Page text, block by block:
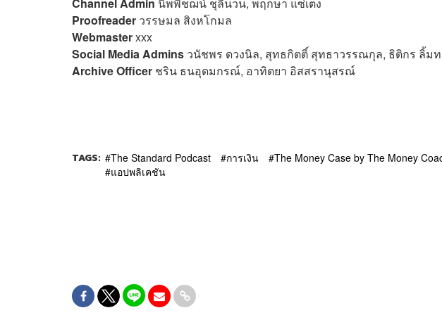
Channel Admin นิพพิชฌน์ ชุลีนวน, พฤกษา แซ่เต็ง
Proofreader วรรษมล สิงหโกมล
Webmasterxxx
Social Media Admins วนัชพร ดวงนิล, สุทธกิตติ์​ สุทธาวรรณกุล, ธิติกร ลิ้
Archive Officer ชริน ธนอุดมกรณ์, อาทิตยา อิสสรานุสรณ์
TAGS: The Standard Podcast การเงิน The Money Case by The Money
แอปพลิเคชัน